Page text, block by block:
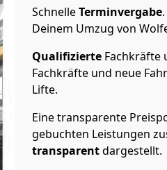
SchnelleTerminvergabe.
Deinem Umzug von
Qualifizierte Fachkräfte
Fachkräfte und neue
Lifte.
Eine transparente
gebuchten Leistungen
transparentdargestellt.